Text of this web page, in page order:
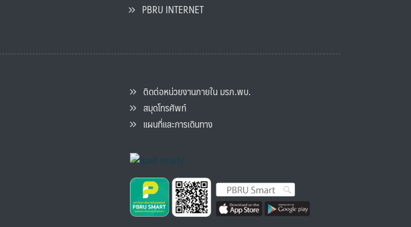
PBRU INTERNET
ติดต่อหน่วยงานภายใน มรภ.พบ.
สมุดโทรศัพท์
แผนที่และการเดินทาง